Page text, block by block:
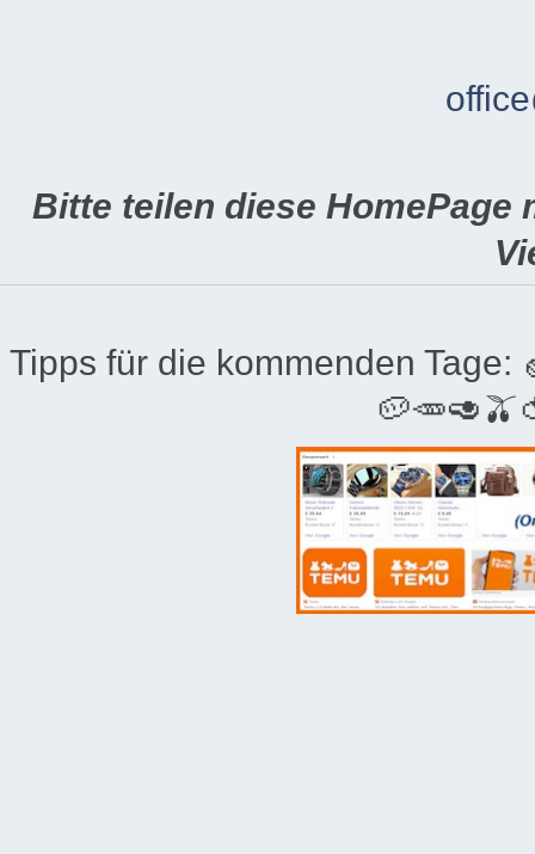
Bitte teilen diese HomePage
Tipps für die kommenden